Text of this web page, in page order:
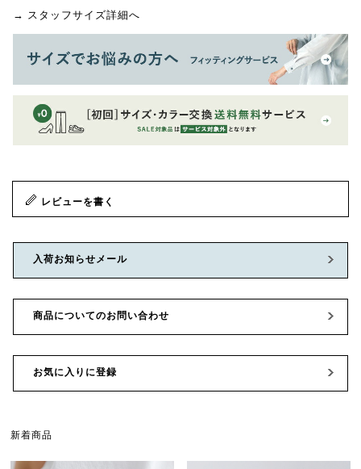
→ スタッフサイズ詳細へ
レビューを書く
入荷お知らせメール
商品についてのお問い合わせ
お気に入りに登録
新着商品